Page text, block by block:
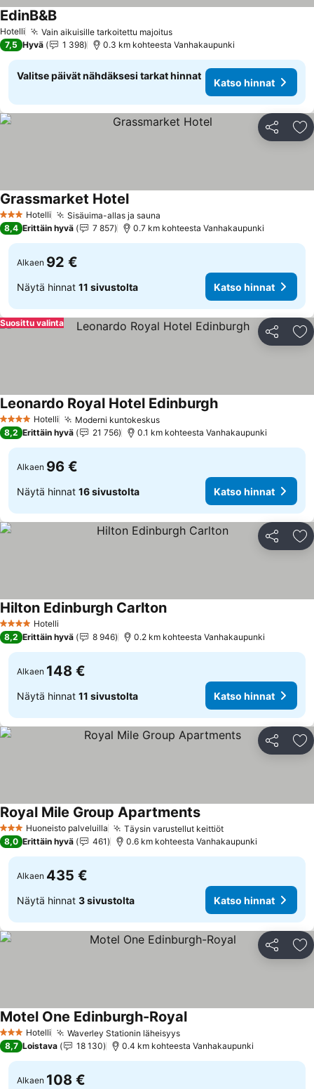
Hotelli Vain aikuisille tarkoitettu majoitus
EdinB&B
7,5 Hyvä 1 398 0.3 km kohteesta Vanhakaupunki
Valitse päivät nähdäksesi tarkat hinnat
Katso hinnat
Jaa
3 Tähtiluokitus
Hotelli Sisäuima-allas ja sauna
Grassmarket Hotel
8,4 Erittäin hyvä 7 857 0.7 km kohteesta Vanhakaupunki
Alkaen 92 €
Näytä hinnat 11 sivustolta Katso hinnat
Jaa
Suosittu valinta
4 Tähtiluokitus
Hotelli Moderni kuntokeskus
Leonardo Royal Hotel Edinburgh
8,2 Erittäin hyvä 21 756 0.1 km kohteesta Vanhakaupunki
Alkaen 96 €
Näytä hinnat 16 sivustolta Katso hinnat
Jaa
4 Tähtiluokitus
Hotelli
Hilton Edinburgh Carlton
8,2 Erittäin hyvä 8 946 0.2 km kohteesta Vanhakaupunki
Alkaen 148 €
Näytä hinnat 11 sivustolta Katso hinnat
Jaa
3 Tähtiluokitus
Huoneisto palveluilla Täysin varustellut keittiöt
Royal Mile Group Apartments
8,0 Erittäin hyvä 461 0.6 km kohteesta Vanhakaupunki
Alkaen 435 €
Näytä hinnat 3 sivustolta Katso hinnat
Jaa
3 Tähtiluokitus
Hotelli Waverley Stationin läheisyys
Motel One Edinburgh-Royal
8,7 Loistava 18 130 0.4 km kohteesta Vanhakaupunki
Alkaen 108 €